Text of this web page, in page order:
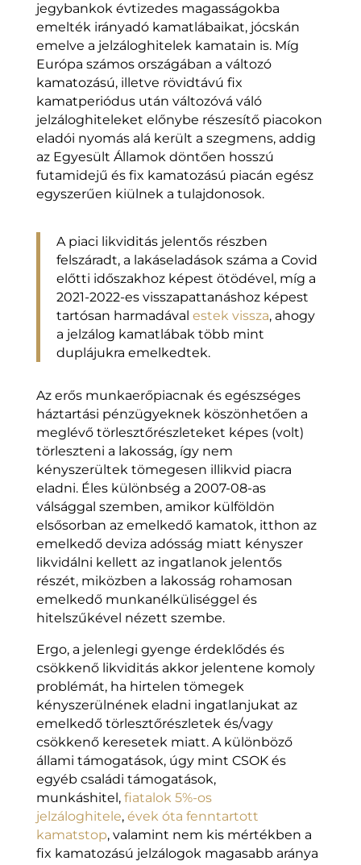
jegybankok évtizedes magasságokba
emelték irányadó kamatlábaikat, jócskán
emelve a jelzáloghitelek kamatain is. Míg
Európa számos országában a változó
kamatozású, illetve rövidtávú fix
kamatperiódus után változóvá váló
jelzáloghiteleket előnybe részesítő piacokon
eladói nyomás alá került a szegmens, addig
az Egyesült Államok döntően hosszú
futamidejű és fix kamatozású piacán egész
egyszerűen kiülnek a tulajdonosok.
A piaci likviditás jelentős részben
felszáradt, a lakáseladások száma a Covid
előtti időszakhoz képest ötödével, míg a
2021-2022-es visszapattanáshoz képest
tartósan harmadával estek vissza, ahogy
a jelzálog kamatlábak több mint
duplájukra emelkedtek.
Az erős munkaerőpiacnak és egészséges
háztartási pénzügyeknek köszönhetően a
meglévő törlesztőrészleteket képes (volt)
törleszteni a lakosság, így nem
kényszerültek tömegesen illikvid piacra
eladni. Éles különbség a 2007-08-as
válsággal szemben, amikor külföldön
elsősorban az emelkedő kamatok, itthon az
emelkedő deviza adósság miatt kényszer
likvidálni kellett az ingatlanok jelentős
részét, miközben a lakosság rohamosan
emelkedő munkanélküliséggel és
hitelszűkével nézett szembe.
Ergo, a jelenlegi gyenge érdeklődés és
csökkenő likviditás akkor jelentene komoly
problémát, ha hirtelen tömegek
kényszerülnének eladni ingatlanjukat az
emelkedő törlesztőrészletek és/vagy
csökkenő keresetek miatt. A különböző
állami támogatások, úgy mint CSOK és
egyéb családi támogatások,
munkáshitel, fiatalok 5%-os
jelzáloghitele, évek óta fenntartott
kamatstop, valamint nem kis mértékben a
fix kamatozású jelzálogok magasabb aránya